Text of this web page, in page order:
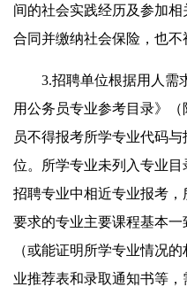
间的社会实践经历及参加
合同并缴纳社会保险，也不
3.招聘单位根据用人需
用公务员专业参考目录》
员不得报考所学专业代码
位。所学专业未列入专业
招聘专业中相近专业报考
要求的专业主要课程基本
（或能证明所学专业情况
业推荐表和录取通知书等，